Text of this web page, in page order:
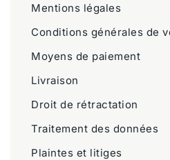
Mentions légales
Conditions générales de
Moyens de paiement
Livraison
Droit de rétractation
Traitement des données
Plaintes et litiges